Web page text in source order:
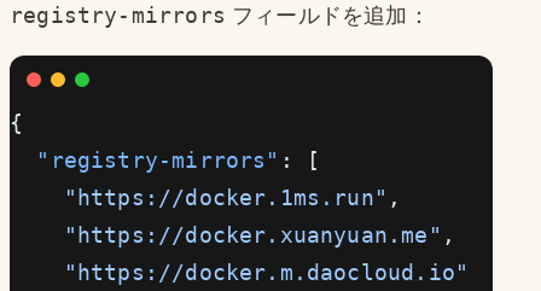
registry-mirrors フィールドを追加：
{
  "registry-mirrors"
: [
    "https://docker.1ms.run"
,
    "https://docker.xuanyuan.me"
,
    "https://docker.m.daocloud.io"